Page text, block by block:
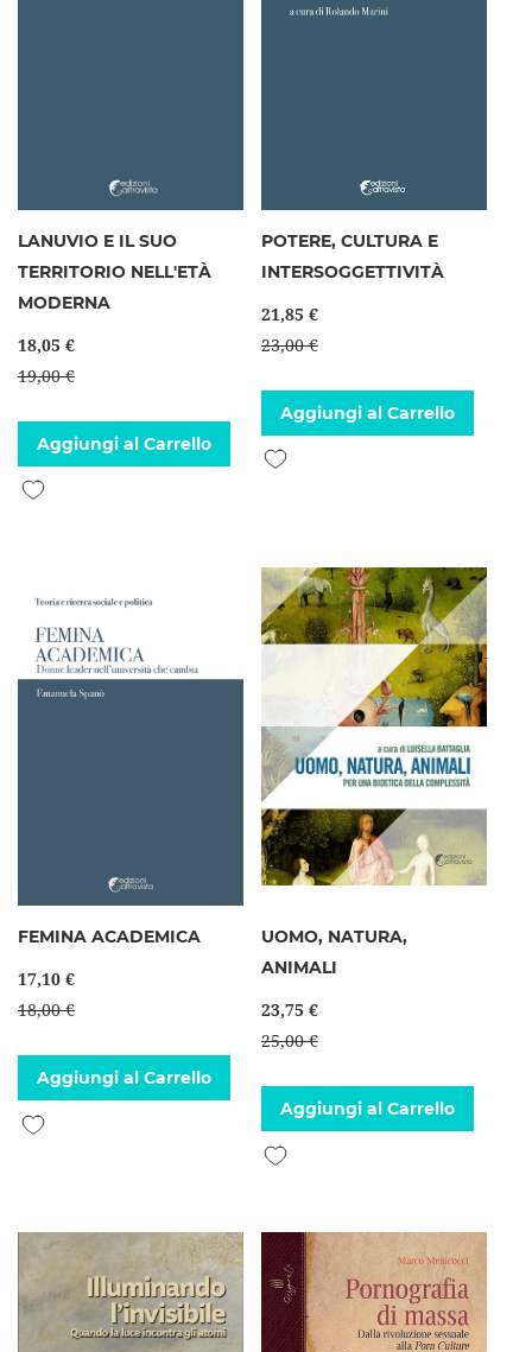
LANUVIO E IL SUO
TERRITORIO NELL'ETÀ
MODERNA
18,05 €
19,00 €
Aggiungi al Carrello
Aggiungi alla lista desideri
POTERE, CULTURA E
INTERSOGGETTIVITÀ
21,85 €
23,00 €
Aggiungi al Carrello
Aggiungi alla lista desideri
FEMINA ACADEMICA
17,10 €
18,00 €
Aggiungi al Carrello
Aggiungi alla lista desideri
UOMO, NATURA,
ANIMALI
23,75 €
25,00 €
Aggiungi al Carrello
Aggiungi alla lista desideri